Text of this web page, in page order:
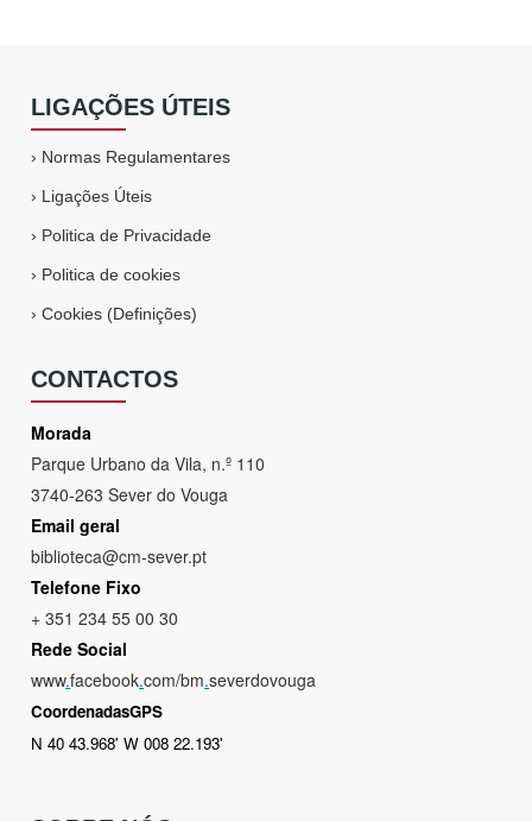
LIGAÇÕES ÚTEIS
› Normas Regulamentares
› Ligações Úteis
› Politica de Privacidade
› Politica de cookies
›Cookies (Definições)
CONTACTOS
Morada
Parque Urbano da Vila, n.º 110
3740-263 Sever do Vouga
Email geral
biblioteca@cm-sever.pt
Telefone Fixo
+ 351 234 55 00 30
Rede Social
www.facebook.com/bm.severdovouga
CoordenadasGPS
N 40 43.968' W 008 22.193'